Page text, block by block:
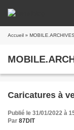
Accueil » MOBILE.ARCHIVES
Caricatures à
Publié le 31/01/2022 à
Par 87DIT